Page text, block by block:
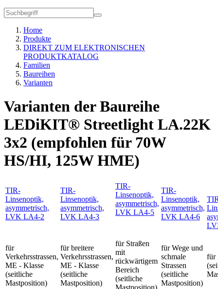
Home
Produkte
DIREKT ZUM ELEKTRONISCHEN
PRODUKTKATALOG
Familien
Baureihen
Varianten
Varianten der Baureihe
LEDiKIT® Streetlight LA.22K
3x2 (empfohlen für 70W
HS/HI, 125W HME)
TIR-
Linsenoptik,
asymmetrisch,
LVK LA4-2
für
Verkehrsstrassen,
ME - Klasse
(seitliche
Mastposition)
TIR-
Linsenoptik,
asymmetrisch,
LVK LA4-3
für breitere
Verkehrsstrassen,
ME - Klasse
(seitliche
Mastposition)
TIR-
Linsenoptik,
asymmetrisch,
LVK LA4-5
für Straßen
mit
rückwärtigem
Bereich
(seitliche
Mastposition)
TIR-
Linsenoptik,
asymmetrisch,
LVK LA4-6
für Wege und
schmale
Strassen
(seitliche
Mastposition)
für